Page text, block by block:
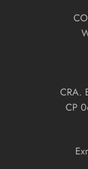
CRA.
CP